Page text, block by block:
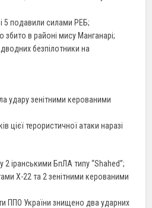
5 подавили силами РЕБ;
в районі мису Манганарі;
безпілотники на
удару зенітними керованими
цієї терористичної атаки наразі
іранськими БпЛА типу “Shahed”;
Х-22 та 2 зенітними керованими
ППО України знищено два ударних